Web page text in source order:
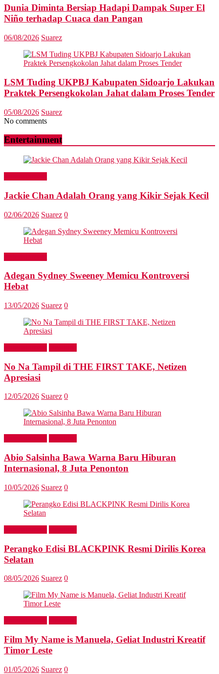
Dunia Diminta Bersiap Hadapi Dampak Super El
Niño terhadap Cuaca dan Pangan
06/08/2026 Suarez
LSM Tuding UKPBJ Kabupaten Sidoarjo Lakukan
Praktek Persengkokolan Jahat dalam Proses Tender
05/08/2026 Suarez
No comments
Entertainment
Jackie Chan Adalah Orang yang Kikir Sejak Kecil
02/06/2026 Suarez 0
Adegan Sydney Sweeney Memicu Kontroversi
Hebat
13/05/2026 Suarez 0
No Na Tampil di THE FIRST TAKE, Netizen
Apresiasi
12/05/2026 Suarez 0
Abio Salsinha Bawa Warna Baru Hiburan
Internasional, 8 Juta Penonton
10/05/2026 Suarez 0
Perangko Edisi BLACKPINK Resmi Dirilis Korea
Selatan
08/05/2026 Suarez 0
Film My Name is Manuela, Geliat Industri Kreatif
Timor Leste
01/05/2026 Suarez 0